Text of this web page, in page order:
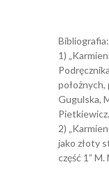
Bibliografia:
1)
położnych,
Gugulska,
2)
jako złoty
część 1”